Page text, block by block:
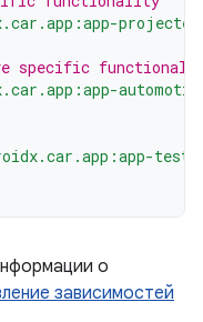
specific
о
зависимостей